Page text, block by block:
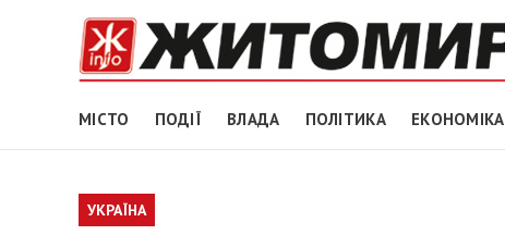
МІСТО ПОДІЇ ВЛАДА ПОЛІТИКА ЕКОНОМІКА
УКРАЇНА